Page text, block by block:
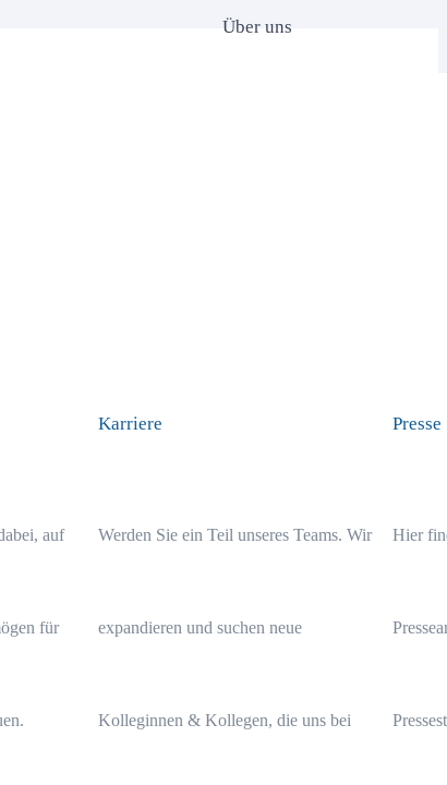
Über uns
auf
für
Karriere
Werden Sie ein Teil unseres Teams. Wir
expandieren und suchen neue
Kolleginnen & Kollegen, die uns bei
Presse
Hier
InvestFlex?
tatsächlich als Altersvorsorge geeignet?
Lohnt sich dieser Vertrag überhaupt? Wir berichten über
die TAPPE CONSULTING AG